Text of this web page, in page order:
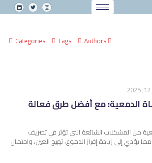
Categories Tags Authors
الدمعية: مع أفضل طرق فعالة
من المشكلات الشائعة التي تؤثر في تصريف
يؤدي إلى زيادة إفراز الدموع، تهيج العين، واحتمال